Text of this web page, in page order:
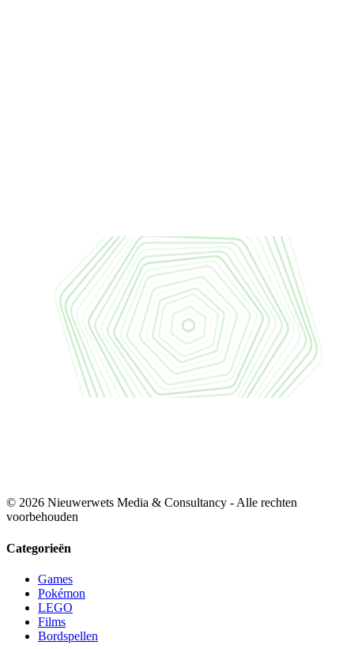
© 2026 Nieuwerwets Media & Consultancy - Alle rechten
voorbehouden
Categorieën
Games
Pokémon
LEGO
Films
Bordspellen